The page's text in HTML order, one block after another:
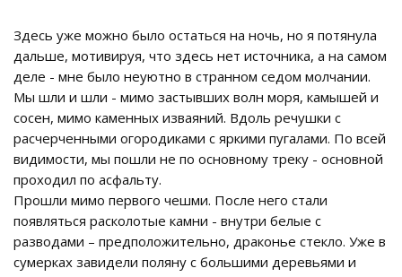
Здесь уже можно было остаться на ночь, но я потянула
дальше, мотивируя, что здесь нет источника, а на самом
деле - мне было неуютно в странном седом молчании.
Мы шли и шли - мимо застывших волн моря, камышей и
сосен, мимо каменных изваяний. Вдоль речушки с
расчерченными огородиками с яркими пугалами. По всей
видимости, мы пошли не по основному треку - основной
проходил по асфальту.
Прошли мимо первого чешми. После него стали
появляться расколотые камни - внутри белые с
разводами – предположительно, драконье стекло. Уже в
сумерках завидели поляну с большими деревьями и